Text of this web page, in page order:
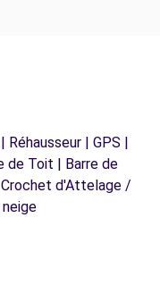
| GPS |
de Toit | Barre de
d'Attelage /